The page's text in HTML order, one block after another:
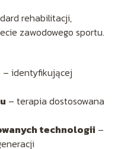
rehabilitacji,
zawodowego sportu.
– identyfikującej
– terapia dostosowana
technologii –